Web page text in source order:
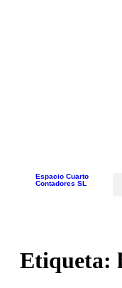
Espacio Cuarto
Contadores SL
Etiqueta: